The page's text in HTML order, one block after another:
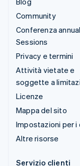
Community
Conferenza
Sessions
Privacy e termini
Attività vietate e
soggette a
Licenze
Mappa del sito
Impostazioni per i
Altre risorse
Servizio clienti